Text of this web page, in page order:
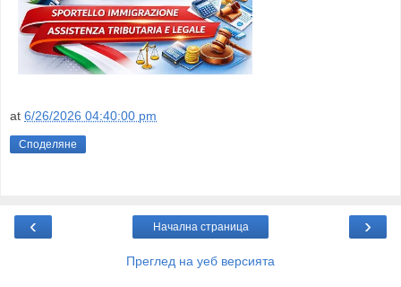
at 6/26/2026 04:40:00 pm
Споделяне
‹ ›
Начална страница
Преглед на уеб версията